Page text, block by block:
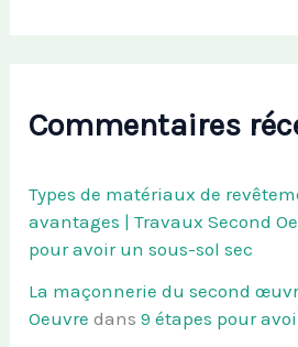
Commentaires
Types de matériaux de
avantages | Travaux Second
pour avoir un sous-sol sec
La maçonnerie du second
Oeuvre dans9 étapes pour